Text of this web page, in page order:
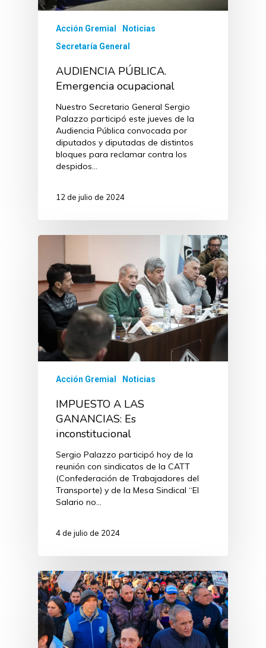
Acción Gremial
Noticias
Secretaría General
AUDIENCIA PÚBLICA.
Emergencia ocupacional
Nuestro Secretario General Sergio
Palazzo participó este jueves de la
Audiencia Pública convocada por
diputados y diputadas de distintos
bloques para reclamar contra los
despidos…
12 de julio de 2024
Acción Gremial Noticias
IMPUESTO A LAS
GANANCIAS: Es
inconstitucional
Sergio Palazzo participó hoy de la
reunión con sindicatos de la CATT
(Confederación de Trabajadores del
Transporte) y de la Mesa Sindical “El
Salario no…
4 de julio de 2024